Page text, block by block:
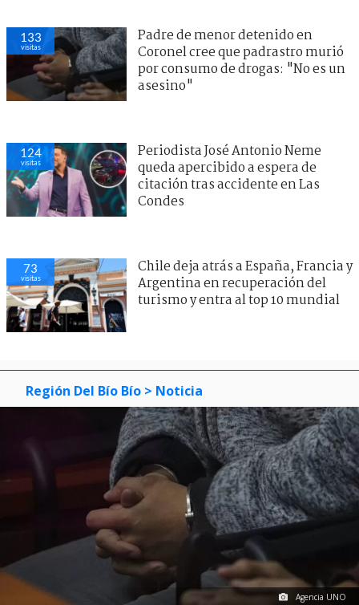
133
visitas
Padre de menor detenido en
Coronel cree que padrastro murió
por consumo de drogas: "No es un
asesino"
124
visitas
Periodista José Antonio Neme
queda apercibido a espera de
citación tras accidente en Las
Condes
73
visitas
Chile deja atrás a España, Francia y
Argentina en recuperación del
turismo y entra al top 10 mundial
Región Del Bío Bío > Noticia
Agencia UNO